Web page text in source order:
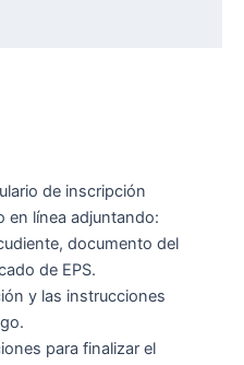
de inscripción
en línea adjuntando:
documento del
de EPS.
y las instrucciones
para finalizar el